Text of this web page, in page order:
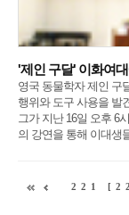
'제인 구달' 이화여
영국 동물학자 제인 구
행위와 도구 사용을 발
그가 지난 16일 오후 6
의 강연을 통해 이대생
221